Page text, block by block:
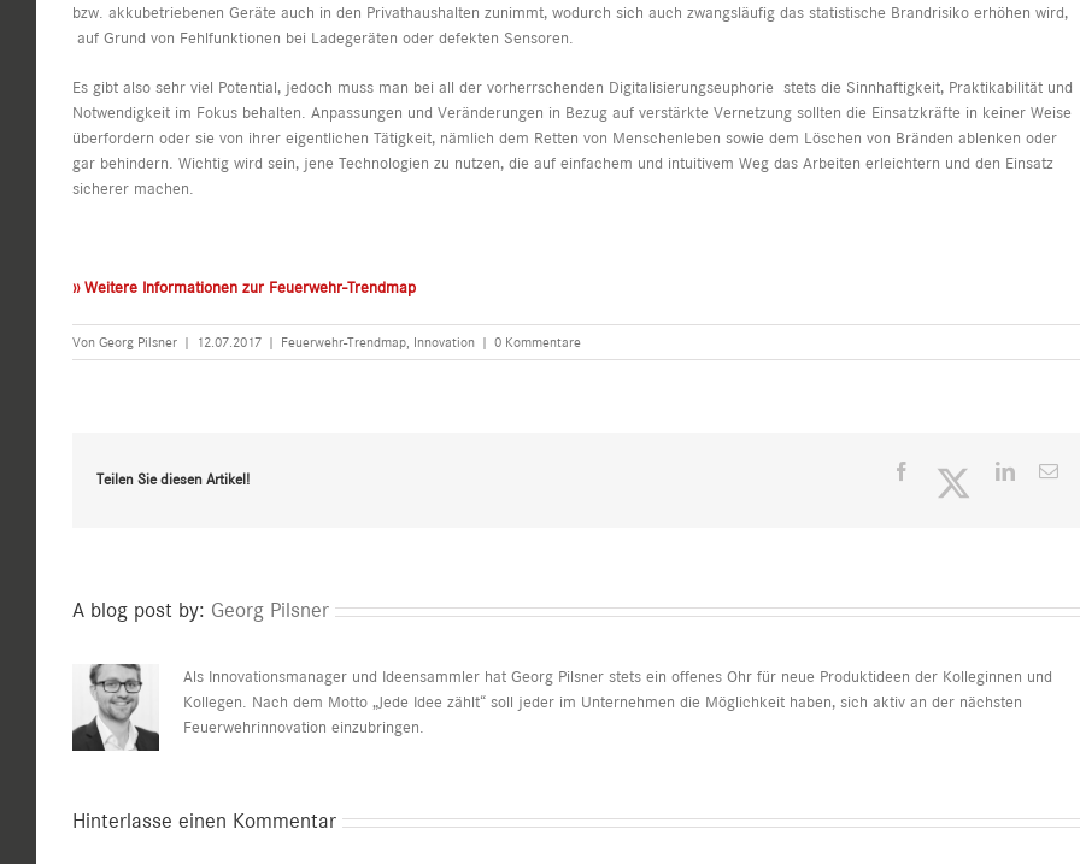
bzw. akkubetriebenen Geräte auch in den Privathaushalten zunimmt, wodurch sich auch zwangsläufig das statistische Brandrisiko erhöhen wird,
auf Grund von Fehlfunktionen bei Ladegeräten oder defekten Sensoren.
Es gibt also sehr viel Potential, jedoch muss man bei all der vorherrschenden Digitalisierungseuphorie stets die Sinnhaftigkeit, Praktikabilität und
Notwendigkeit im Fokus behalten. Anpassungen und Veränderungen in Bezug auf verstärkte Vernetzung sollten die Einsatzkräfte in keiner Weise
überfordern oder sie von ihrer eigentlichen Tätigkeit, nämlich dem Retten von Menschenleben sowie dem Löschen von Bränden ablenken oder
gar behindern. Wichtig wird sein, jene Technologien zu nutzen, die auf einfachem und intuitivem Weg das Arbeiten erleichtern und den Einsatz
sicherer machen.
›› Weitere Informationen zur Feuerwehr-Trendmap
Von Georg Pilsner | 12.07.2017 | Feuerwehr-Trendmap, Innovation | 0 Kommentare
Teilen Sie diesen Artikel!
Facebook Twitter
E-
A blog post by: Georg Pilsner
Als Innovationsmanager und Ideensammler hat Georg Pilsner stets ein offenes Ohr für neue Produktideen der Kolleginnen und
Kollegen. Nach dem Motto „Jede Idee zählt“ soll jeder im Unternehmen die Möglichkeit haben, sich aktiv an der nächsten
Feuerwehrinnovation einzubringen.
Hinterlasse einen Kommentar